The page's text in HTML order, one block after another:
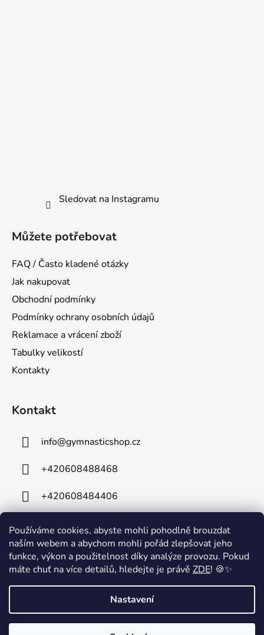
Používáme cookies, abyste mohli pohodlně brouzdat
naším webem a abychom mohli pořád zlepšovat jeho
funkce, výkon a použitelnost díky analýze provozu. Pokud
máte chuť na více detailů, hledejte je právě ZDE! 🍪✨
Nastavení
⚠️ Technické komplikace⚠️ Z důvodu technických problémů je mimo
provoz naše telefonní linka. Na odstranění závady intenzivně
pracujeme a omlouváme se za případné komplikace. V případě
potřeby nás prosím kontaktujte e-mailem na:
Sledovat na Instagramu
Můžete potřebovat
FAQ / Často kladené otázky
Jak nakupovat
Obchodní podmínky
Podmínky ochrany osobních údajů
Reklamace a vrácení zboží
Tabulky velikostí
Kontakty
Kontakt
info@gymnasticshop.cz
+420608488468
+420608484406